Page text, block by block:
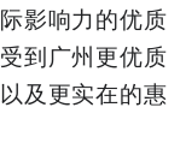
影响力的优质
到广州更优质
及更实在的惠